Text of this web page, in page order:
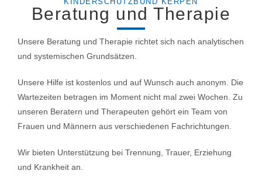
Beratung und Therapie
Unsere Beratung und Therapie richtet sich nach analytischen
und systemischen Grundsätzen.
Unsere Hilfe ist kostenlos und auf Wunsch auch anonym. Die
Wartezeiten betragen im Moment nicht mal zwei Wochen. Zu
unseren Beratern und Therapeuten gehört ein Team von
Frauen und Männern aus verschiedenen Fachrichtungen.
Wir bieten Unterstützung bei Trennung, Trauer, Erziehung
und Krankheit an.